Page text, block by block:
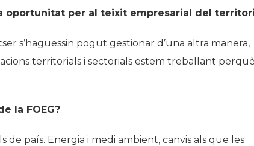
oportunitat per al teixit empresarial del
s’haguessin pogut gestionar d’una altra manera,
territorials i sectorials estem treballant perquè
la FOEG?
de país. Energia i medi ambient, canvis als que les